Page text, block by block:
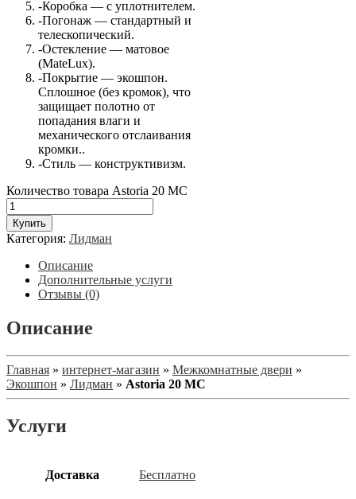
-Коробка — с уплотнителем.
-Погонаж — стандартный и
телескопический.
-Остекление — матовое
(MateLux).
-Покрытие — экошпон.
Сплошное (без кромок), что
защищает полотно от
попадания влаги и
механического отслаивания
кромки..
-Стиль — конструктивизм.
Количество товара Astoria 20 МС
Купить
Категория: Лидман
Описание
Дополнительные услуги
Отзывы (0)
Описание
Главная » интернет-магазин » Межкомнатные двери »
Экошпон » Лидман » Astoria 20 МС
Услуги
Доставка Бесплатно